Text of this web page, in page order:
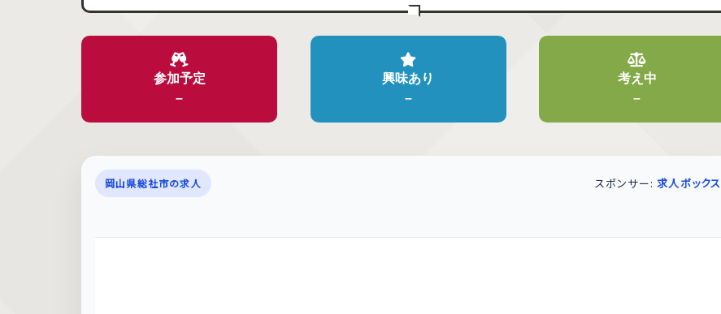
参加予定
–
興味あり
–
考え中
–
岡山県総社市の求人 スポンサー:求人ボックス